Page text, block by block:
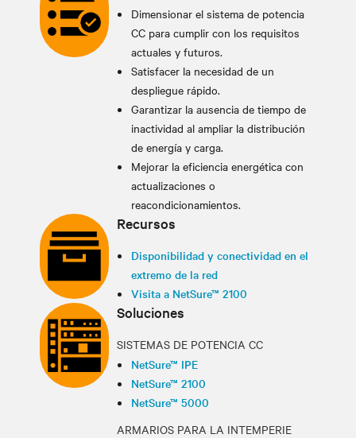
Dimensionar el sistema de potencia
CC para cumplir con los requisitos
actuales y futuros.
Satisfacer la necesidad de un
despliegue rápido.
Garantizar la ausencia de tiempo de
inactividad al ampliar la distribución
de energía y carga.
Mejorar la eficiencia energética con
actualizaciones o
reacondicionamientos.
Recursos
Disponibilidad y conectividad en el
extremo de la red
Visita a NetSure™ 2100
Soluciones
SISTEMAS DE POTENCIA CC
NetSure™ IPE
NetSure™ 2100
NetSure™ 5000
ARMARIOS PARA LA INTEMPERIE